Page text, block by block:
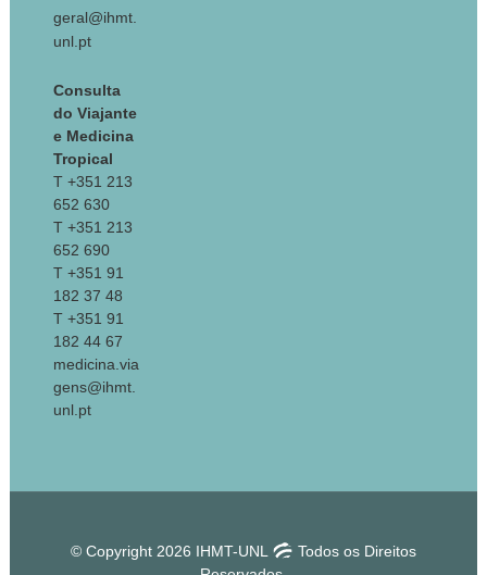
geral@ihmt.
unl.pt
Consulta
do Viajante
e Medicina
Tropical
T +351 213
652 630
T +351 213
652 690
T +351 91
182 37 48
T +351 91
182 44 67
medicina.via
gens@ihmt.
unl.pt
© Copyright 2026 IHMT-UNL
Todos os Direitos